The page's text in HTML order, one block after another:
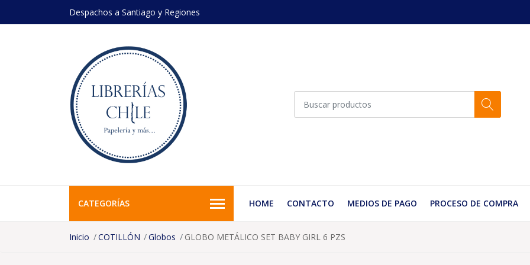
Despachos a Santiago y Regiones
CATEGORÍAS HOME CONTACTO MEDIOS DE PAGO PROCESO DE COMPRA
Inicio COTILLÓN Globos GLOBO METÁLICO SET BABY GIRL 6 PZS